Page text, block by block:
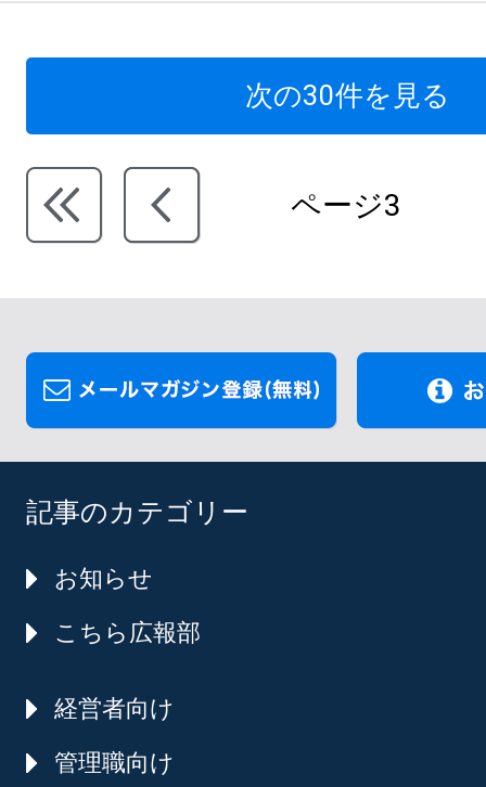
次の30件を見る
ページ3
記事のカテゴリー
お知らせ
こちら広報部
経営者向け
管理職向け